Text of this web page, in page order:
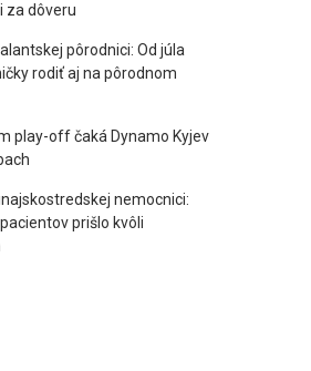
za dôveru
pôrodnici: Od júla
rodiť aj na pôrodnom
play-off čaká Dynamo Kyjev
nemocnici:
prišlo kvôli